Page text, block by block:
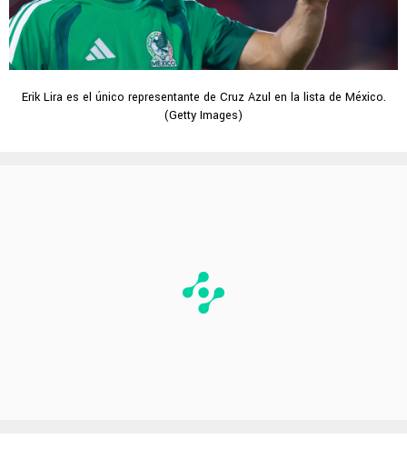
Erik Lira es el único representante de Cruz Azul en la lista de México.
(Getty Images)